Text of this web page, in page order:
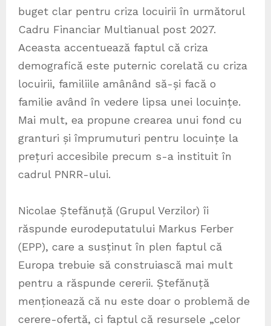
buget clar pentru criza locuirii în următorul
Cadru Financiar Multianual post 2027.
Aceasta accentuează faptul că criza
demografică este puternic corelată cu criza
locuirii, familiile amânând să-și facă o
familie având în vedere lipsa unei locuințe.
Mai mult, ea propune crearea unui fond cu
granturi și împrumuturi pentru locuințe la
prețuri accesibile precum s-a instituit în
cadrul PNRR-ului.
Nicolae Ștefănuță (Grupul Verzilor) îi
răspunde eurodeputatului Markus Ferber
(EPP), care a susținut în plen faptul că
Europa trebuie să construiască mai mult
pentru a răspunde cererii. Ștefănuță
menționează că nu este doar o problemă de
cerere-ofertă, ci faptul că resursele „celor